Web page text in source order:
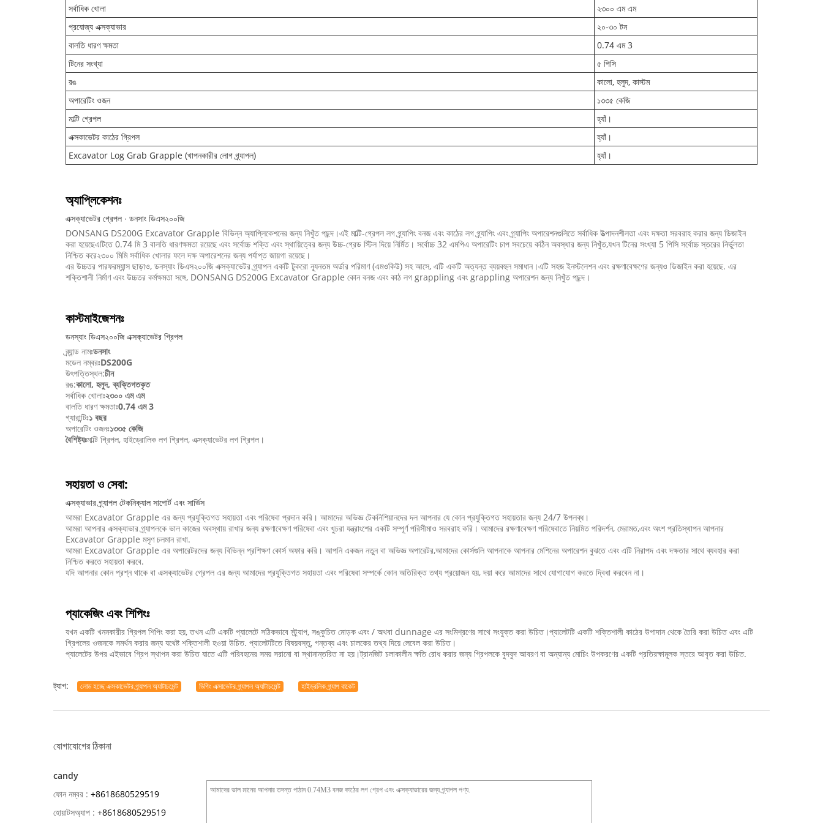
সর্বাধিক খোলা
২৩০০ এম এম
প্রযোজ্য এক্সক্যাভার
২০-৩০ টন
বালতি ধারণ ক্ষমতা
0.74 এম 3
টিনের সংখ্যা
৫ পিসি
রঙ
কালো, হলুদ, কাস্টম
অপারেটিং ওজন
১৩৩৫ কেজি
মাল্টি গ্রেপল
হ্যাঁ।
এক্সকাভেটর কাঠের গ্রিপল
হ্যাঁ।
Excavator Log Grab Grapple (খাপনকারীর লোগ গ্র্যাপল)
হ্যাঁ।
অ্যাপ্লিকেশনঃ
এক্সক্যাভেটর গ্রেপল ∙ ডনসাং ডিএস২০০জি
DONSANG DS200G Excavator Grapple বিভিন্ন অ্যাপ্লিকেশনের জন্য নিখুঁত পছন্দ।এই মাল্টি-গ্রেপল লগ গ্র্যাপিং বনজ এবং কাঠের লগ গ্র্যাপিং এবং গ্র্যাপিং অপারেশনগুলিতে সর্বাধিক উত্পাদনশীলতা এবং দক্ষতা সরবরাহ করার জন্য ডিজাইন
করা হয়েছেএটিতে 0.74 মি 3 বালতি ধারণক্ষমতা রয়েছে এবং সর্বোচ্চ শক্তি এবং স্থায়িত্বের জন্য উচ্চ-গ্রেড স্টিল দিয়ে নির্মিত। সর্বোচ্চ 32 এমপিএ অপারেটিং চাপ সবচেয়ে কঠিন অবস্থার জন্য নিখুঁত,যখন টিনের সংখ্যা 5 পিসি সর্বোচ্চ স্তরের নির্ভুলতা
নিশ্চিত করে২৩০০ মিমি সর্বাধিক খোলার ফলে দক্ষ অপারেশনের জন্য পর্যাপ্ত জায়গা রয়েছে।
এর উচ্চতর পারফরম্যান্স ছাড়াও, ডনস্যাং ডিএস২০০জি এক্সক্যাভেটর গ্র্যাপল একটি টুকরো ন্যূনতম অর্ডার পরিমাণ (এমওকিউ) সহ আসে, এটি একটি অত্যন্ত ব্যয়বহুল সমাধান।এটি সহজ ইনস্টলেশন এবং রক্ষণাবেক্ষণের জন্যও ডিজাইন করা হয়েছে. এর
শক্তিশালী নির্মাণ এবং উচ্চতর কর্মক্ষমতা সঙ্গে, DONSANG DS200G Excavator Grapple কোন বনজ এবং কাঠ লগ grappling এবং grappling অপারেশন জন্য নিখুঁত পছন্দ।
কাস্টমাইজেশনঃ
ডনস্যাং ডিএস২০০জি এক্সক্যাভেটর গ্রিপল
ব্র্যান্ড নামঃডনসাং
মডেল নম্বরঃDS200G
উৎপত্তিস্থল:চীন
রঙ:কালো, হলুদ, ব্যক্তিগতকৃত
সর্বাধিক খোলাঃ২৩০০ এম এম
বালতি ধারণ ক্ষমতাঃ0.74 এম 3
গ্যারান্টিঃ১ বছর
অপারেটিং ওজনঃ১৩৩৫ কেজি
বৈশিষ্ট্যঃমাল্টি গ্রিপল, হাইড্রোলিক লগ গ্রিপল, এক্সক্যাভেটর লগ গ্রিপল।
সহায়তা ও সেবা:
এক্সক্যাভার গ্র্যাপল টেকনিক্যাল সাপোর্ট এবং সার্ভিস
আমরা Excavator Grapple এর জন্য প্রযুক্তিগত সহায়তা এবং পরিষেবা প্রদান করি। আমাদের অভিজ্ঞ টেকনিশিয়ানদের দল আপনার যে কোন প্রযুক্তিগত সহায়তার জন্য 24/7 উপলব্ধ।
আমরা আপনার এক্সক্যাভার গ্র্যাপলকে ভাল কাজের অবস্থায় রাখার জন্য রক্ষণাবেক্ষণ পরিষেবা এবং খুচরা যন্ত্রাংশের একটি সম্পূর্ণ পরিসীমাও সরবরাহ করি। আমাদের রক্ষণাবেক্ষণ পরিষেবাতে নিয়মিত পরিদর্শন, মেরামত,এবং অংশ প্রতিস্থাপন আপনার
Excavator Grapple মসৃণ চলমান রাখা.
আমরা Excavator Grapple এর অপারেটরদের জন্য বিভিন্ন প্রশিক্ষণ কোর্স অফার করি। আপনি একজন নতুন বা অভিজ্ঞ অপারেটর,আমাদের কোর্সগুলি আপনাকে আপনার মেশিনের অপারেশন বুঝতে এবং এটি নিরাপদ এবং দক্ষতার সাথে ব্যবহার করা
নিশ্চিত করতে সহায়তা করবে.
যদি আপনার কোন প্রশ্ন থাকে বা এক্সক্যাভেটর গ্রেপল এর জন্য আমাদের প্রযুক্তিগত সহায়তা এবং পরিষেবা সম্পর্কে কোন অতিরিক্ত তথ্য প্রয়োজন হয়, দয়া করে আমাদের সাথে যোগাযোগ করতে দ্বিধা করবেন না।
প্যাকেজিং এবং শিপিংঃ
যখন একটি খননকারীর গ্রিপল শিপিং করা হয়, তখন এটি একটি প্যালেটে সঠিকভাবে স্ট্র্যাপ, সঙ্কুচিত মোড়ক এবং / অথবা dunnage এর সংমিশ্রণের সাথে সংযুক্ত করা উচিত।প্যালেটটি একটি শক্তিশালী কাঠের উপাদান থেকে তৈরি করা উচিত এবং এটি
গ্রিপলের ওজনকে সমর্থন করার জন্য যথেষ্ট শক্তিশালী হওয়া উচিত. প্যালেটটিতে বিষয়বস্তু, গন্তব্য এবং চালকের তথ্য দিয়ে লেবেল করা উচিত।
প্যালেটের উপর এইভাবে গ্রিপ স্থাপন করা উচিত যাতে এটি পরিবহনের সময় সরানো বা স্থানান্তরিত না হয়।ট্রানজিট চলাকালীন ক্ষতি রোধ করার জন্য গ্রিপলকে বুদবুদ আবরণ বা অন্যান্য মোচিং উপকরণের একটি প্রতিরক্ষামূলক স্তরে আবৃত করা উচিত.
ট্যাগ: লোড হচ্ছে এক্সকাভেটর গ্র্যাপল অ্যাটাচমেন্ট ডিগিং এক্সাভেটর গ্র্যাপল অ্যাটাচমেন্ট হাইড্রলিক গ্র্যাপ বাকেট
যোগাযোগের ঠিকানা
candy
ফোন নম্বর : +8618680529519
হোয়াটসঅ্যাপ : +8618680529519